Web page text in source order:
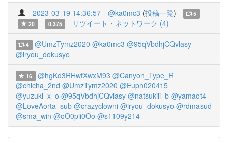
2023-03-19 14:36:57 @ka0mc3 (投稿一覧)
5
20
0.375 リツイート・ネットワーク (4)
4 @UmzTymz2020 @ka0mc3 @95qVbdhjCQvlasy
@iryou_dokusyo
16 @hgKd3RHwfXwxM93 @Canyon_Type_R
@chicha_2nd @UmzTymz2020 @Euph020415
@yuzuki_x_o @95qVbdhjCQvlasy @natsukiii_b @yamaot4
@LoveAorta_sub @crazyclowni @iryou_dokusyo @rdmasud
@sma_win @oO0pii0Oo @s1109y214